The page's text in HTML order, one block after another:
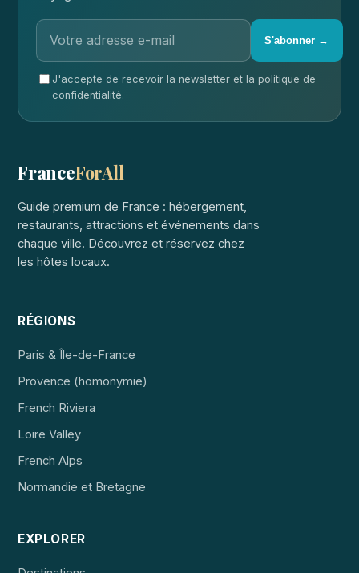
S'abonner →
J'accepte de recevoir la newsletter et la politique de
confidentialité.
FranceForAll
Guide premium de France : hébergement,
restaurants, attractions et événements dans
chaque ville. Découvrez et réservez chez
les hôtes locaux.
RÉGIONS
Paris & Île-de-France
Provence (homonymie)
French Riviera
Loire Valley
French Alps
Normandie et Bretagne
EXPLORER